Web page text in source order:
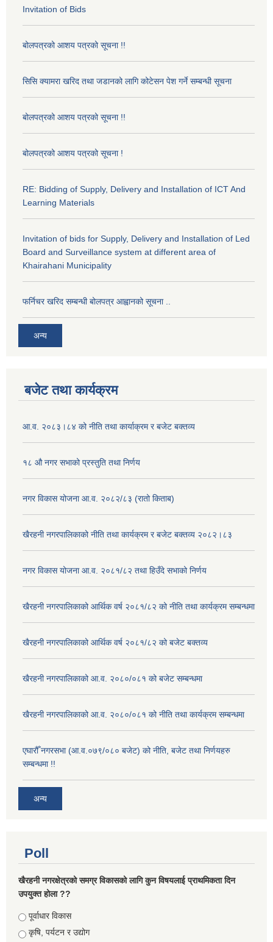
Invitation of Bids
बोलपत्रको आशय पत्रको सूचना !!
सिसि क्यामरा खरिद तथा जडानको लागि कोटेसन पेश गर्ने सम्बन्धी सूचना
बोलपत्रको आशय पत्रको सूचना !!
बोलपत्रको आशय पत्रको सूचना !
RE: Bidding of Supply, Delivery and Installation of ICT And
Learning Materials
Invitation of bids for Supply, Delivery and Installation of Led
Board and Surveillance system at different area of
Khairahani Municipality
फर्निचर खरिद सम्बन्धी बोलपत्र आह्वानको सूचना ..
अन्य
बजेट तथा कार्यक्रम
आ.व. २०८३।८४ को नीति तथा कार्याक्रम र बजेट बक्तव्य
१८ औ नगर सभाको प्रस्तुति तथा निर्णय
नगर विकास योजना आ.व. २०८२/८३ (रातो किताब)
खैरहनी नगरपालिकाको नीति तथा कार्यक्रम र बजेट बक्तव्य २०८२।८३
नगर विकास योजना आ.व. २०८१/८२ तथा हिउँदे सभाको निर्णय
खैरहनी नगरपालिकाको आर्थिक वर्ष २०८१/८२ को नीति तथा कार्यक्रम सम्बन्धमा
खैरहनी नगरपालिकाको आर्थिक वर्ष २०८१/८२ को बजेट बक्तव्य
खैरहनी नगरपालिकाको आ.व. २०८०/०८१ को बजेट सम्बन्धमा
खैरहनी नगरपालिकाको आ.व. २०८०/०८१ को नीति तथा कार्यक्रम सम्बन्धमा
एघारौँ नगरसभा (आ.व.०७९/०८० बजेट) को नीति, बजेट तथा निर्णयहरु
सम्बन्धमा !!
अन्य
Poll
खैरहनी नगरक्षेत्रको समग्र विकासको लागि कुन विषयलाई प्राथमिकता दिन
उपयुक्त होला ??
Choices
पूर्वाधार विकास
कृषि, पर्यटन र उद्योग